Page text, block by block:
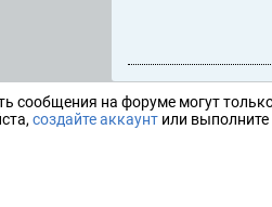
сообщения на форуме могут
создайте аккаунт или выполните